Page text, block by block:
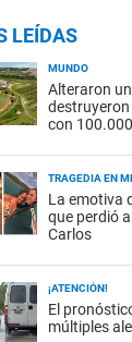
LEÍDAS
MUNDO
Alteraron
con
TRAGEDIA EN
La emotiva
que perdió
Carlos
¡ATENCIÓN!
El
múltiples